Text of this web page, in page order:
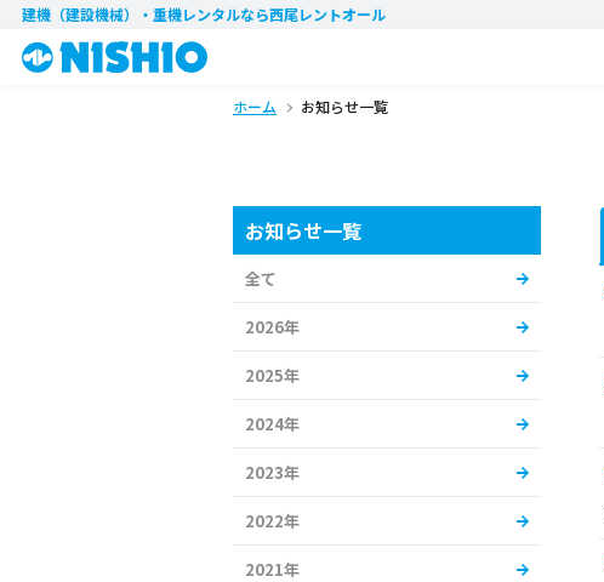
建機（建設機械）・重機レンタルなら西尾レントオール
ホーム お知らせ一覧
お知らせ一覧
全て
2026年
2025年
2024年
2023年
2022年
2021年